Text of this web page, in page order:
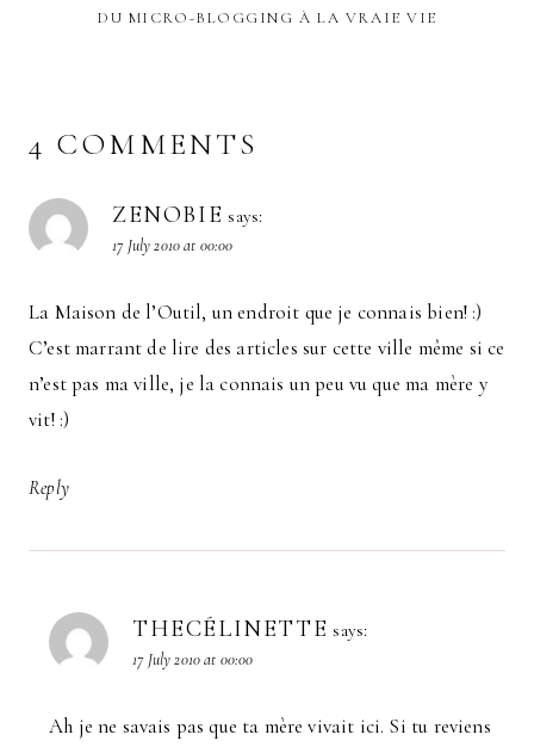
DU MICRO-BLOGGING À LA VRAIE VIE
4 COMMENTS
ZENOBIE says:
17 July 2010 at 00:00
La Maison de l’Outil, un endroit que je connais bien! :)
C’est marrant de lire des articles sur cette ville même si ce
n’est pas ma ville, je la connais un peu vu que ma mère y
vit! :)
Reply
THECÉLINETTE says:
17 July 2010 at 00:00
Ah je ne savais pas que ta mère vivait ici. Si tu reviens